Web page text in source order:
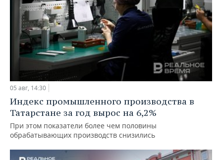
05 авг, 14:30
Индекс промышленного производства в
Татарстане за год вырос на 6,2%
При этом показатели более чем половины
обрабатывающих производств снизились